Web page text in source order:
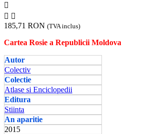

 
185,71 RON (TVA inclus)
Cartea Rosie a Republicii Moldova
Autor
Colectiv
Colectie
Atlase si Enciclopedii
Editura
Stiinta
An aparitie
2015